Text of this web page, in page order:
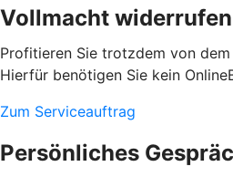
Vollmacht widerrufen
Profitieren Sie trotzdem von
Hierfür benötigen Sie kein
Zum Serviceauftrag
Persönliches